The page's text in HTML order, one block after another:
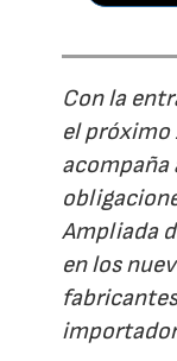
Con la
el próximo
acompaña
Ampliada
en los